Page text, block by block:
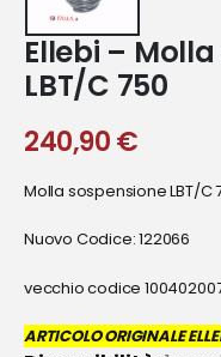
Ellebi –
LBT/C 750
240,90€
Molla sospensione LBT/C
Nuovo Codice: 122066
vecchio codice
ARTICOLO ORIGINALE